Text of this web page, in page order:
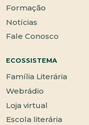
Formação
Notícias
Fale Conosco
ECOSSISTEMA
Família Literária
Webrádio
Loja virtual
Escola literária